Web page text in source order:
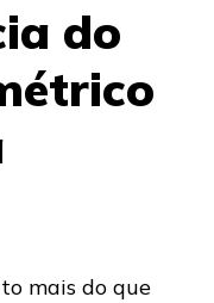
do
mais do que